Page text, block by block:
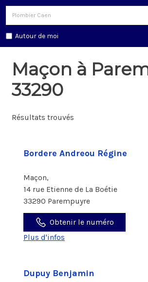
Autour de moi
Maçon à
33290
Résultats trouvés
Bordere Andreou Régine
Maçon,
14 rue Etienne de La Boétie
33290 Parempuyre
Obtenir le numéro
Plus d'infos
Dupuy Benjamin